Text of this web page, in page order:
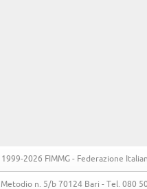
2026 FIMMG - Federazione
n. 5/b 70124 Bari - Tel. 080